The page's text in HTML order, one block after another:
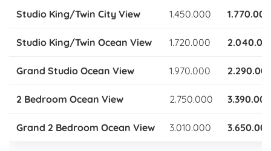
Studio King/Twin City View 1.450.000 1.770.000
Studio King/Twin Ocean View 1.720.000
Grand Studio Ocean View 1.970.000
2 Bedroom Ocean View 2.750.000 3.390.000
Grand 2 Bedroom Ocean View 3.010.000